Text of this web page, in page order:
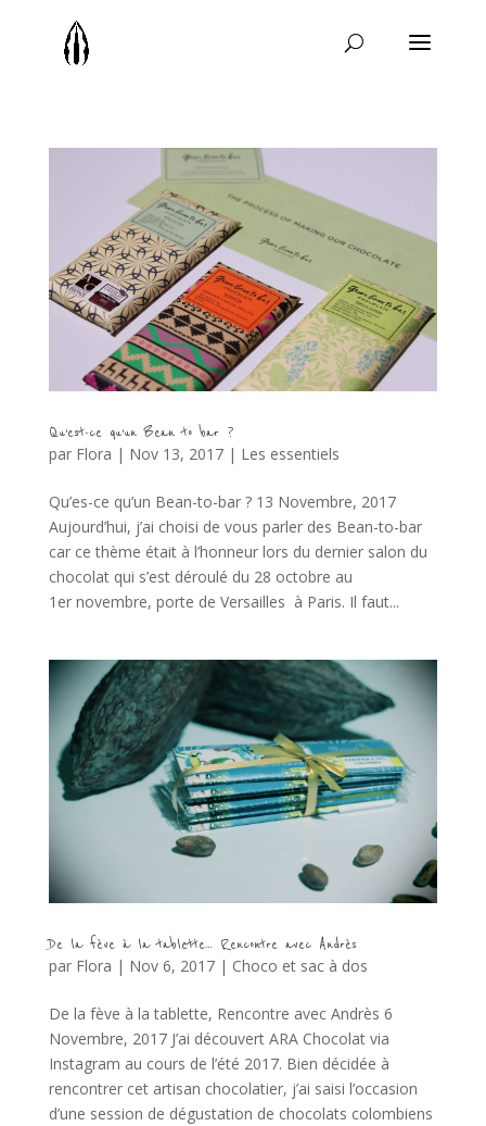
Qu’est-ce qu’un Bean to bar ?
par Flora | Nov 13, 2017| Les essentiels
Qu’es-ce qu’un Bean-to-bar ? 13 Novembre, 2017
Aujourd’hui, j’ai choisi de vous parler des Bean-to-bar
car ce thème était à l’honneur lors du dernier salon du
chocolat qui s’est déroulé du 28 octobre au
1er novembre, porte de Versailles à Paris. Il faut...
De la fève à la tablette… Rencontre avec Andrès
par Flora | Nov 6, 2017| Choco et sac à dos
De la fève à la tablette, Rencontre avec Andrès 6
Novembre, 2017 J’ai découvert ARA Chocolat via
Instagram au cours de l’été 2017. Bien décidée à
rencontrer cet artisan chocolatier, j’ai saisi l’occasion
d’une session de dégustation de chocolats colombiens